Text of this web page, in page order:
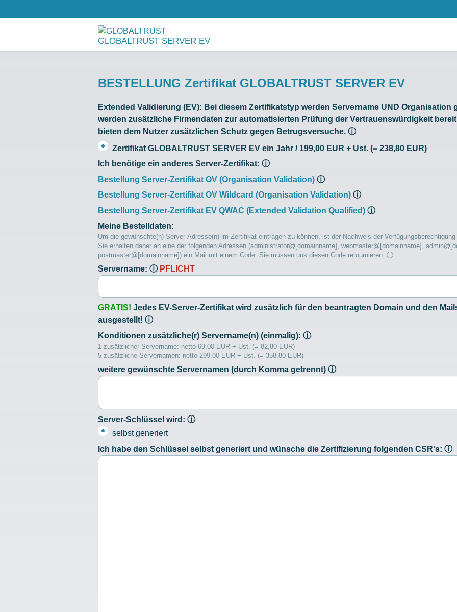
GLOBALTRUST SERVER EV
BESTELLUNG Zertifikat GLOBALTRUST SERVER EV
Extended Validierung (EV): Bei diesem Zertifikatstyp werden Servername UND Organisation
werden zusätzliche Firmendaten zur automatisierten Prüfung der Vertrauenswürdigkeit
bieten dem Nutzer zusätzlichen Schutz gegen Betrugsversuche. ⓘ
Zertifikat GLOBALTRUST SERVER EV ein Jahr / 199,00 EUR + Ust. (= 238,80 EUR)
Ich benötige ein anderes Server-Zertifikat: ⓘ
Bestellung Server-Zertifikat OV (Organisation Validation) ⓘ
Bestellung Server-Zertifikat OV Wildcard (Organisation Validation) ⓘ
Bestellung Server-Zertifikat EV QWAC (Extended Validation Qualified) ⓘ
Meine Bestelldaten:
Um die gewünschte(n) Server-Adresse(n) im Zertifikat eintragen zu können, ist der Nachweis der
Sie erhalten daher an eine der folgenden Adressen (administrator@[domainname], webmaster@[domainname],
postmaster@[domainname]) ein Mail mit einem Code. Sie müssen uns diesen Code retournieren. ⓘ
Servername: ⓘ PFLICHT
GRATIS! Jedes EV-Server-Zertifikat wird zusätzlich für den beantragten Domain und den
ausgestellt! ⓘ
Konditionen zusätzliche(r) Servername(n) (einmalig): ⓘ
1 zusätzlicher Servername: netto 69,00 EUR + Ust. (= 82,80 EUR)
5 zusätzliche Servernamen: netto 299,00 EUR + Ust. (= 358,80 EUR)
weitere gewünschte Servernamen (durch Komma getrennt) ⓘ
Server-Schlüssel wird: ⓘ
selbst generiert
Ich habe den Schlüssel selbst generiert und wünsche die Zertifizierung folgenden CSR's: ⓘ